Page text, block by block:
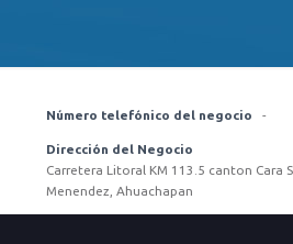
Número telefónico del negocio -
Dirección del Negocio
Carretera Litoral KM 113.5 canton Cara
Menendez, Ahuachapan